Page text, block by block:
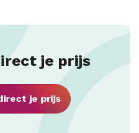
je prijs
je prijs